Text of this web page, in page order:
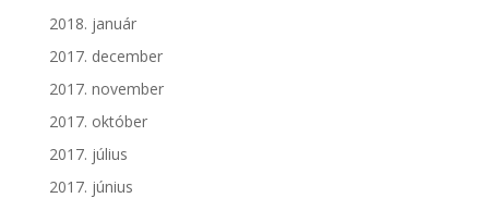
2018. január
2017. december
2017. november
2017. október
2017. július
2017. június